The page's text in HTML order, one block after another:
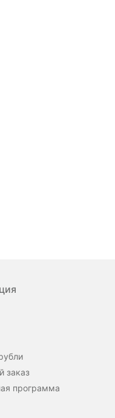
заказ
программа